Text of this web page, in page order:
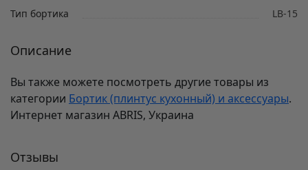
Тип бортика
LB-15
Описание
Вы также можете посмотреть другие товары из
категории Бортик (плинтус кухонный) и аксессуары.
Интернет магазин ABRIS, Украина
Отзывы